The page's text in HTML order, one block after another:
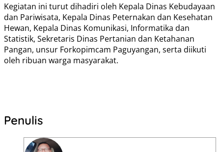
Kegiatan ini turut dihadiri oleh Kepala Dinas Kebudayaan
dan Pariwisata, Kepala Dinas Peternakan dan Kesehatan
Hewan, Kepala Dinas Komunikasi, Informatika dan
Statistik, Sekretaris Dinas Pertanian dan Ketahanan
Pangan, unsur Forkopimcam Paguyangan, serta diikuti
oleh ribuan warga masyarakat.
Penulis